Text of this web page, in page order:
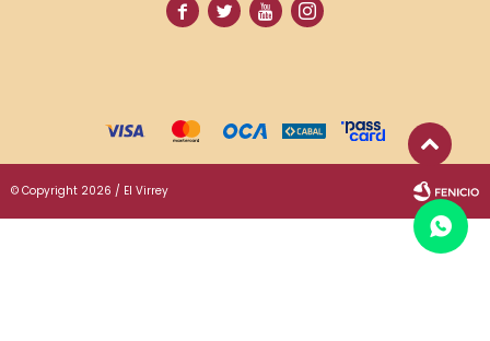
   
© Copyright 2026 / El Virrey